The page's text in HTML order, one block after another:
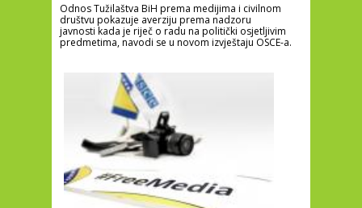
Odnos Tužilaštva BiH prema medijima i civilnom
društvu pokazuje averziju prema nadzoru
javnosti kada je riječ o radu na politički osjetljivim
predmetima, navodi se u novom izvještaju OSCE-a.